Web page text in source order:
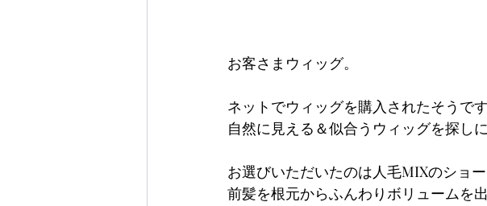
お客さまウィッグ。
ネットでウィッグを購入されたそうで
自然に見える＆似合うウィッグを探し
お選びいただいたのは人毛MIXのショー
前髪を根元からふんわりボリュームを